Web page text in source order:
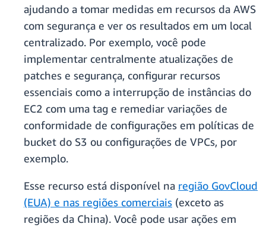
ajudando a tomar medidas em recursos da AWS
com segurança e ver os resultados em um local
centralizado. Por exemplo, você pode
implementar centralmente atualizações de
patches e segurança, configurar recursos
essenciais como a interrupção de instâncias do
EC2 com uma tag e remediar variações de
conformidade de configurações em políticas de
bucket do S3 ou configurações de VPCs, por
exemplo.
Esse recurso está disponível na região GovCloud
(EUA) e nas regiões comerciais (exceto as
regiões da China). Você pode usar ações em